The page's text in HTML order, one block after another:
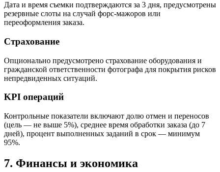
Дата и время съемки подтверждаются за 3 дня, предусмотрены
резервные слоты на случай форс-мажоров или
переоформления заказа.
Страхование
Опционально предусмотрено страхование оборудования и
гражданской ответственности фотографа для покрытия рисков
непредвиденных ситуаций.
KPI операций
Контрольные показатели включают долю отмен и переносов
(цель — не выше 5%), среднее время обработки заказа (до 7
дней), процент выполненных заданий в срок — минимум
95%.
7. Финансы и экономика